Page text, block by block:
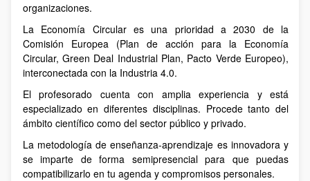
organizaciones.
La Economía Circular es una prioridad a 2030 de la
Comisión Europea (Plan de acción para la Economía
Circular, Green Deal Industrial Plan, Pacto Verde Europeo),
interconectada con la Industria 4.0.
El profesorado cuenta con amplia experiencia y está
especializado en diferentes disciplinas. Procede tanto del
ámbito científico como del sector público y privado.
La metodología de enseñanza-aprendizaje es innovadora y
se imparte de forma semipresencial para que puedas
compatibilizarlo en tu agenda y compromisos personales.